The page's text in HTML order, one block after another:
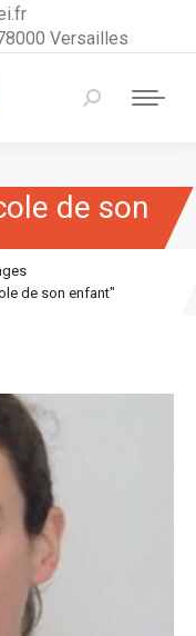
Versailles
Recherche
de son
de son enfant"